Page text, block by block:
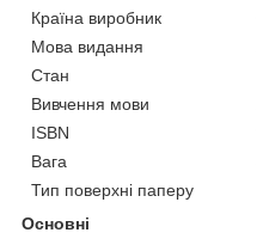
Країна виробник
Мова видання
Стан
Вивчення мови
ISBN
Вага
Тип поверхні паперу
Основні